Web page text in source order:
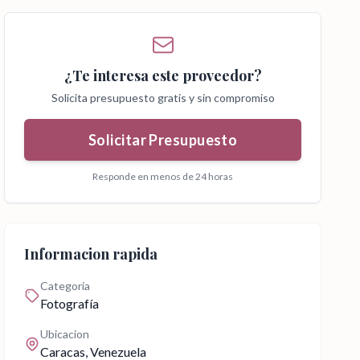
¿Te interesa este proveedor?
Solicita presupuesto gratis y sin compromiso
Solicitar Presupuesto
Responde en menos de 24 horas
Informacion rapida
Categoria
Fotografía
Ubicacion
Caracas, Venezuela